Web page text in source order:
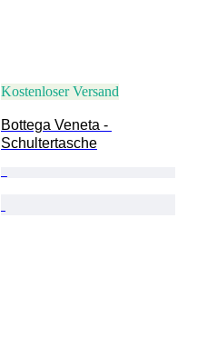
Kostenloser Versand
Bottega Veneta -
Schultertasche